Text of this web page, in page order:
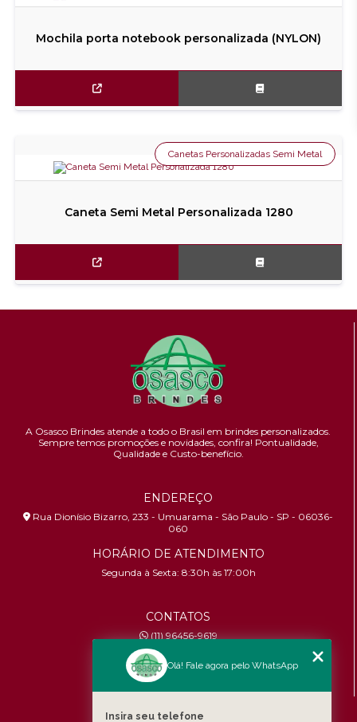
Mochila porta notebook personalizada (NYLON)
Caneta Semi Metal Personalizada 1280
Canetas Personalizadas Semi Metal
A Osasco Brindes atende a todo o Brasil em brindes personalizados.
Sempre temos promoções e novidades, confira! Pontualidade,
Qualidade e Custo-benefício.
ENDEREÇO
Rua Dionísio Bizarro, 233 - Umuarama - São Paulo - SP - 06036-
060
HORÁRIO DE ATENDIMENTO
Segunda à Sexta: 8:30h às 17:00h
CONTATOS
(11) 96456-9619
contato@osascobrindes.com.br
CNPJ:26.434.153/0001-30
MENU
Olá! Fale agora pelo WhatsApp
Insira seu telefone